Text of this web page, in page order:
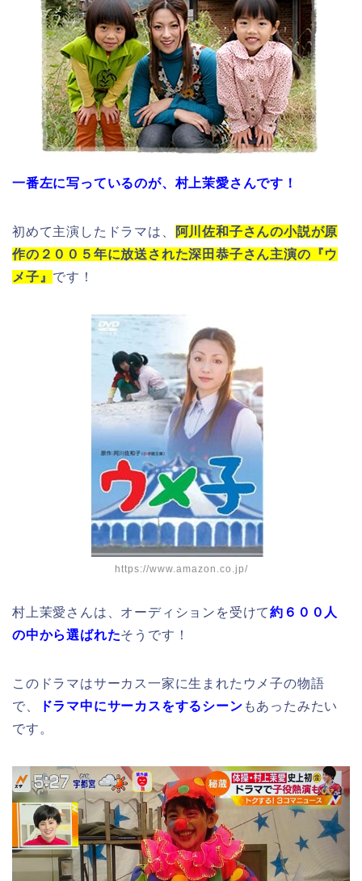
一番左に写っているのが、村上茉愛さんです！
初めて主演したドラマは、
阿川佐和子さんの小説が原
作の２００５年に放送された深田恭子さん主演の『ウ
メ子』 です！
https://www.amazon.co.jp/
村上茉愛さんは、オーディションを受けて約６００人
の中から選ばれたそうです！
このドラマはサーカス一家に生まれたウメ子の物語
で、
ドラマ中にサーカスをするシーン もあったみたい
です。